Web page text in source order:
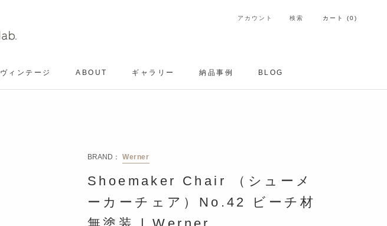
アカウント 検索 カート (0)
ヴィンテージ
ABOUT
ギャラリー
納品事例
BLOG
BRAND： Werner
Shoemaker Chair （シューメ
ーカーチェア）No.42 ビーチ材